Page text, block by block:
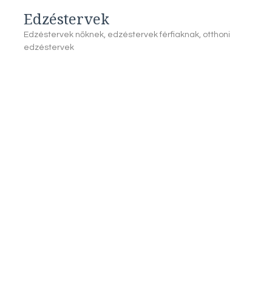
Edzéstervek
Edzéstervek nőknek, edzéstervek férfiaknak, otthoni
edzéstervek